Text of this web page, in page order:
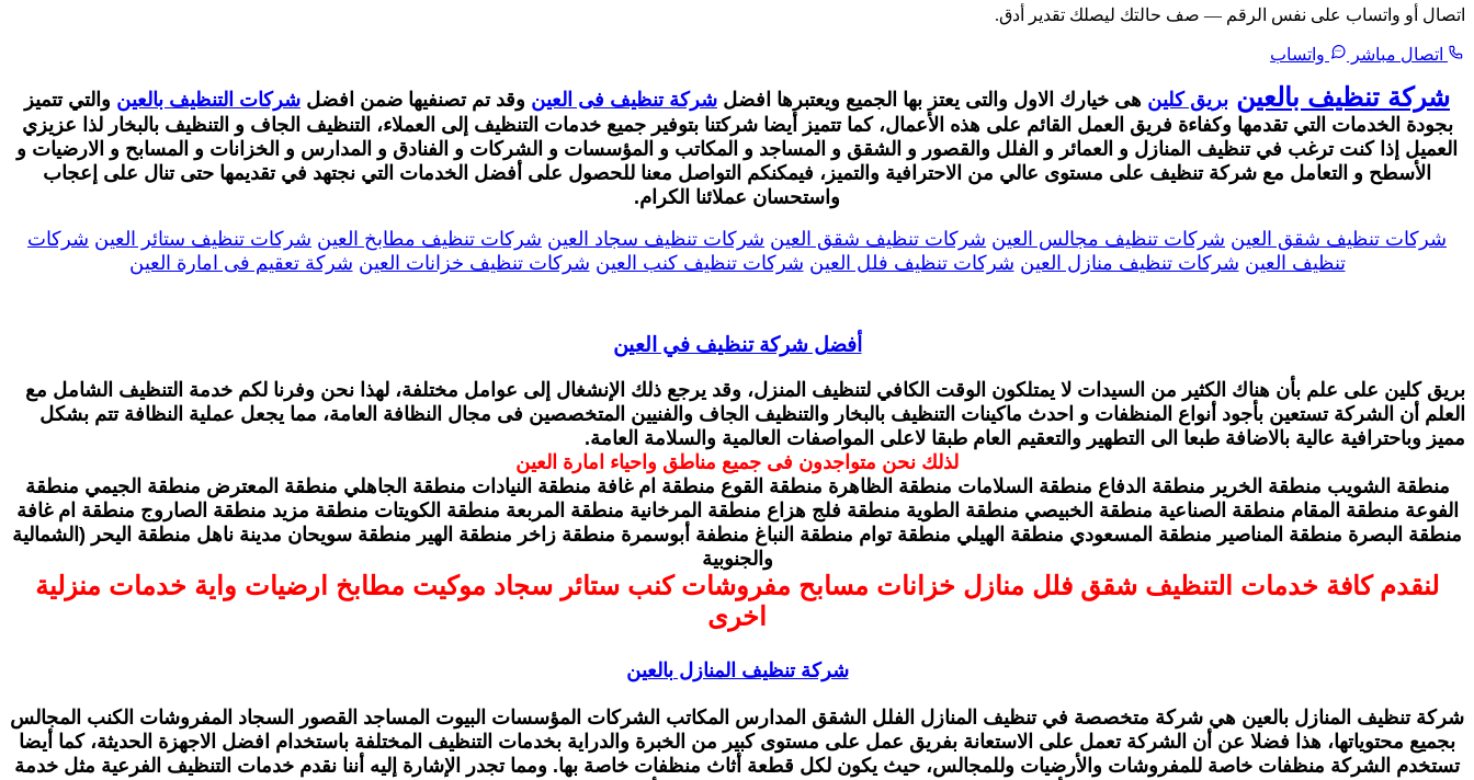
اتصال أو واتساب على نفس الرقم — صف حالتك ليصلك تقدير أدق.
اتصال مباشر واتساب
شركة تنظيف بالعين بريق كلين هى خيارك الاول والتى يعتز بها الجميع ويعتبرها افضل شركة تنظيف فى العين وقد تم تصنفيها ضمن افضل شركات التنظيف بالعين والتي تتميز
بجودة الخدمات التي تقدمها وكفاءة فريق العمل القائم على هذه الأعمال، كما تتميز أيضا شركتنا بتوفير جميع خدمات التنظيف إلى العملاء، التنظيف الجاف و التنظيف بالبخارلذا عزيزي
العميل إذا كنت ترغب في تنظيف المنازل و العمائر و الفلل والقصور و الشقق و المساجد و المكاتب و المؤسسات و الشركات و الفنادق و المدارس و الخزانات و المسابح و الارضيات و
الأسطح و التعامل مع شركة تنظيف على مستوى عالي من الاحترافية والتميز، فيمكنكم التواصل معنا للحصول على أفضل الخدمات التي نجتهد في تقديمها حتى تنال على إعجاب
واستحسان عملائنا الكرام.
شركات تنظيف شقق العين شركات تنظيف مجالس العين شركات تنظيف شقق العين شركات تنظيف سجاد العين شركات تنظيف مطابخ العين شركات تنظيف ستائر العين شركات
تنظيف العين شركات تنظيف منازل العين شركات تنظيف فلل العين شركات تنظيف كنب العين شركات تنظيف خزانات العين شركة تعقيم فى امارة العين
أفضل شركة تنظيف في العين
بريق كلين على علم بأن هناك الكثير من السيدات لا يمتلكون الوقت الكافي لتنظيف المنزل، وقد يرجع ذلك الإنشغال إلى عوامل مختلفة، لهذا نحن وفرنا لكم خدمة التنظيف الشامل مع
العلم أن الشركة تستعين بأجود أنواع المنظفات و احدث ماكينات التنظيف بالبخار والتنظيف الجاف والفنيين المتخصصين فى مجال النظافة العامة، مما يجعل عملية النظافة تتم بشكل
مميز وباحترافية عالية بالاضافة طبعا الى التطهير والتعقيم العام طبقا لاعلى المواصفات العالمية والسلامة العامة.
لذلك نحن متواجدون فى جميع مناطق واحياء امارة العين
منطقة الشويب منطقة الخرير منطقة الدفاع منطقة السلامات منطقة الظاهرة منطقة القوع منطقة ام غافة منطقة النيادات منطقة الجاهلي منطقة المعترض منطقة الجيمي منطقة
الفوعة منطقة المقام منطقة الصناعية منطقة الخبيصي منطقة الطوية منطقة فلج هزاع منطقة المرخانية منطقة المربعة منطقة الكويتات منطقة مزيد منطقة الصاروج منطقة ام غافة
منطقة البصرة منطقة المناصير منطقة المسعودي منطقة الهيلي منطقة توام منطقة النباغ منطفة أبوسمرة منطقة زاخر منطقة الهير منطقة سويحان مدينة ناهل منطقة اليحر (الشمالية
والجنوبية
لنقدم كافة خدمات التنظيف شقق فلل منازل خزانات مسابح مفروشات كنب ستائر سجاد موكيت مطابخ ارضيات واية خدمات منزلية
اخرى
شركة تنظيف المنازل بالعين
شركة تنظيف المنازل بالعين هي شركة متخصصة في تنظيف المنازل الفلل الشقق المدارس المكاتب الشركات المؤسسات البيوت المساجد القصور
السجاد المفروشات الكنب المجالس
بجميع محتوياتها، هذا فضلا عن أن الشركة تعمل على الاستعانة بفريق عمل على مستوى كبير من الخبرة والدراية بخدمات التنظيف المختلفة باستخدام افضل الاجهزة الحديثة، كما أيضا
تستخدم الشركة منظفات خاصة للمفروشات والأرضيات وللمجالس، حيث يكون لكل قطعة أثاث منظفات خاصة بها. ومما تجدر الإشارة إليه أننا نقدم خدمات التنظيف الفرعية مثل خدمة